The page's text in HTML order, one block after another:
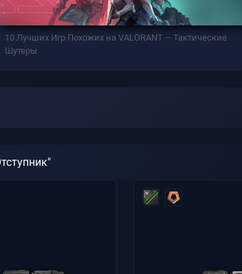
10 Лучших Игр Похожих на VALORANT – Тактические
Шутеры